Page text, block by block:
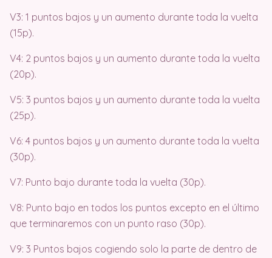
V3: 1 puntos bajos y un aumento durante toda la vuelta
(15p).
V4: 2 puntos bajos y un aumento durante toda la vuelta
(20p).
V5: 3 puntos bajos y un aumento durante toda la vuelta
(25p).
V6: 4 puntos bajos y un aumento durante toda la vuelta
(30p).
V7: Punto bajo durante toda la vuelta (30p).
V8: Punto bajo en todos los puntos excepto en el último
que terminaremos con un punto raso (30p).
V9: 3 Puntos bajos cogiendo solo la parte de dentro de